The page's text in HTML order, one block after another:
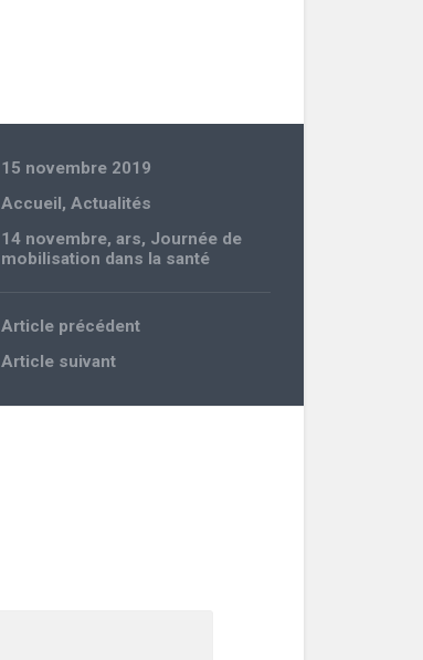
15 novembre 2019
Accueil,Actualités
14 novembre,ars, Journée de
mobilisation dans la santé
Article précédent
Article suivant